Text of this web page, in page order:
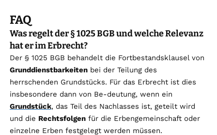
FAQ
Was regelt der § 1025 BGB und welche Relevanz
hat er im Erbrecht?
Der § 1025 BGB behandelt die Fortbestandsklausel von
Grunddienstbarkeiten bei der Teilung des
herrschenden Grundstücks. Für das Erbrecht ist dies
insbesondere dann von Be-deutung, wenn ein
Grundstück, das Teil des Nachlasses ist, geteilt wird
und die Rechtsfolgen für die Erbengemeinschaft oder
einzelne Erben festgelegt werden müssen.